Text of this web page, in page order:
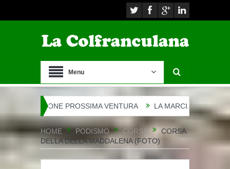
Menu
LA MARCIA DELLA CHIESETTA UN SALUTO…
HOME PODISMO CORSE
CORSA
DELLA DELLA MADDALENA (FOTO)